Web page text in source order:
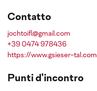
Contatto
jochtoifl@gmail.com
+39 0474 978436
https://www.gsieser-tal.com
Punti d'incontro